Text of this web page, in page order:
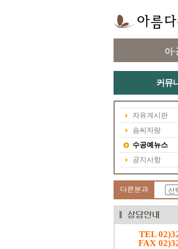
아·
커뮤
자유게시판
솜씨자랑
수공예뉴스
공지사항
다른분과
TEL
FAX